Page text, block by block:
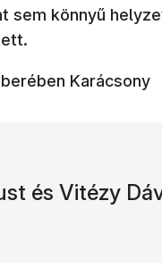
sem könnyű
Karácsony
és Vitézy